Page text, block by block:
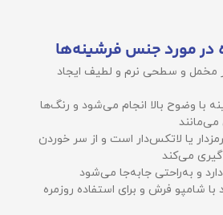
در مورد جنس فرشینه‌ها
مخمل و سطحی نرم و لطیف ایجاد
با وضوح بالا انجام می‌شود و رنگ‌ها
می‌مانند
یا لاتکس‌دار است و از سر خوردن
می‌کند
و به‌راحتی جابه‌جا می‌شود
شامپو فرش و برای استفاده روزمره